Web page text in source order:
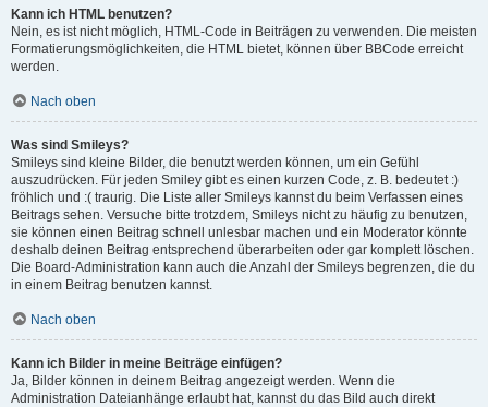
Kann ich HTML benutzen?
Nein, es ist nicht möglich, HTML-Code in Beiträgen zu verwenden. Die meisten
Formatierungsmöglichkeiten, die HTML bietet, können über BBCode erreicht
werden.
Nach oben
Was sind Smileys?
Smileys sind kleine Bilder, die benutzt werden können, um ein Gefühl
auszudrücken. Für jeden Smiley gibt es einen kurzen Code, z. B. bedeutet :)
fröhlich und :( traurig. Die Liste aller Smileys kannst du beim Verfassen eines
Beitrags sehen. Versuche bitte trotzdem, Smileys nicht zu häufig zu benutzen,
sie können einen Beitrag schnell unlesbar machen und ein Moderator könnte
deshalb deinen Beitrag entsprechend überarbeiten oder gar komplett löschen.
Die Board-Administration kann auch die Anzahl der Smileys begrenzen, die du
in einem Beitrag benutzen kannst.
Nach oben
Kann ich Bilder in meine Beiträge einfügen?
Ja, Bilder können in deinem Beitrag angezeigt werden. Wenn die
Administration Dateianhänge erlaubt hat, kannst du das Bild auch direkt